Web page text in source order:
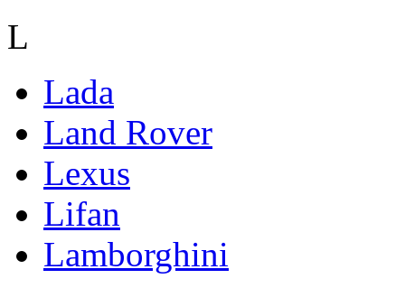
L
Lada
Land Rover
Lexus
Lifan
Lamborghini